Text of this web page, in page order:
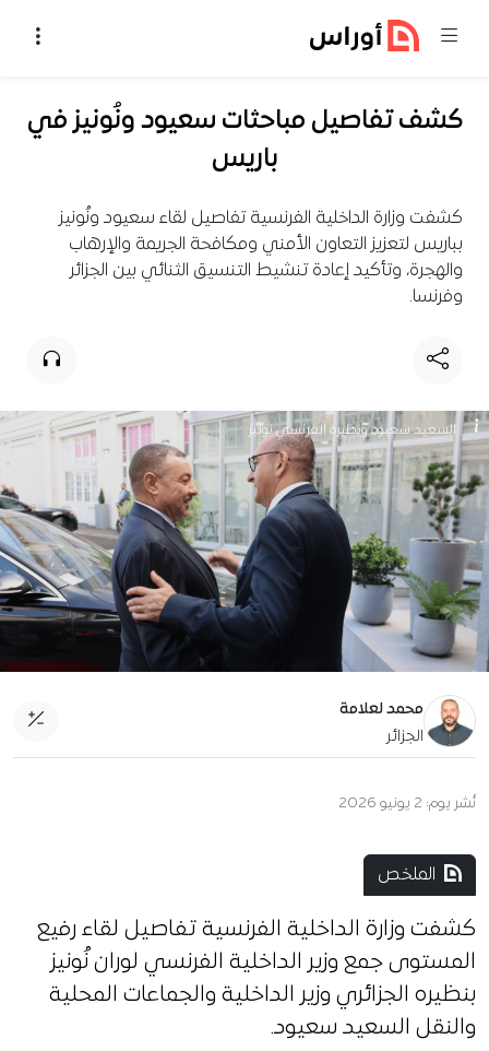
كشف تفاصيل مباحثات سعيود ونُونيز في
باريس
كشفت وزارة الداخلية الفرنسية تفاصيل لقاء سعيود ونُونيز
بباريس لتعزيز التعاون الأمني ومكافحة الجريمة والإرهاب
والهجرة، وتأكيد إعادة تنشيط التنسيق الثنائي بين الجزائر
وفرنسا.
السعيد سعيود ونظيره الفرنسي نونيز
محمد لعلامة
الجزائر
نُشر يوم: 2 يونيو 2026
الملخص
كشفت وزارة الداخلية الفرنسية تفاصيل لقاء رفيع
المستوى جمع وزير الداخلية الفرنسي لوران نُونيز
بنظيره الجزائري وزير الداخلية والجماعات المحلية
والنقل السعيد سعيود.